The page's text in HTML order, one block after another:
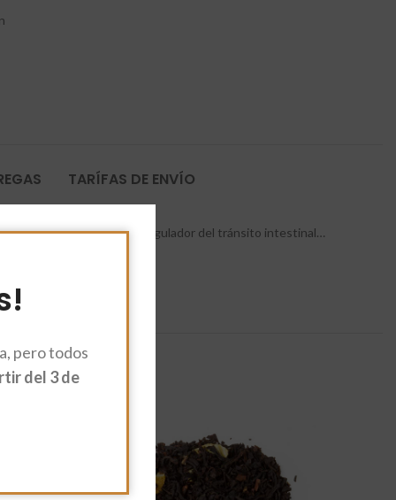
pero todos
del 3 de
TARÍFAS DE ENVÍO
sistema inmunológico, regulador del tránsito intestinal…